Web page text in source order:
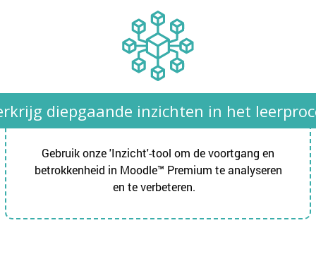
diepgaande inzichten in het
Gebruik onze 'Inzicht'-tool om de voortgang en
betrokkenheid in Moodle™ Premium te analyseren
en te verbeteren.